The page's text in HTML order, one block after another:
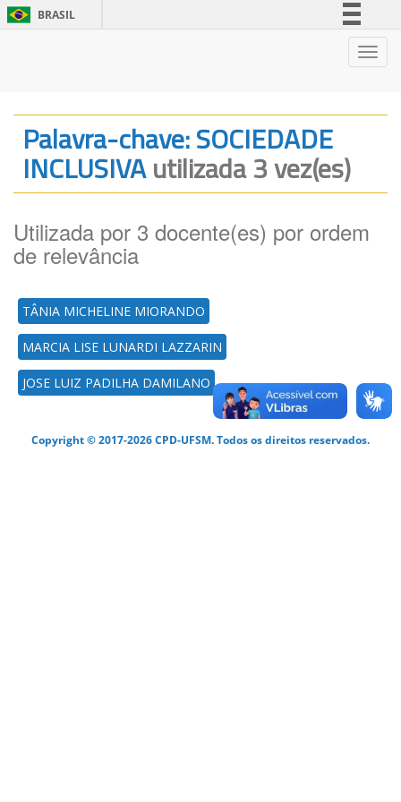
BRASIL
Legislação
Canais
Palavra-chave: SOCIEDADE
INCLUSIVAutilizada 3 vez(es)
Utilizada por 3 docente(es) por ordem
de relevância
TÂNIA MICHELINE MIORANDO
MARCIA LISE LUNARDI LAZZARIN
JOSE LUIZ PADILHA DAMILANO
Copyright © 2017-2026 CPD-UFSM. Todos os direitos reservados.